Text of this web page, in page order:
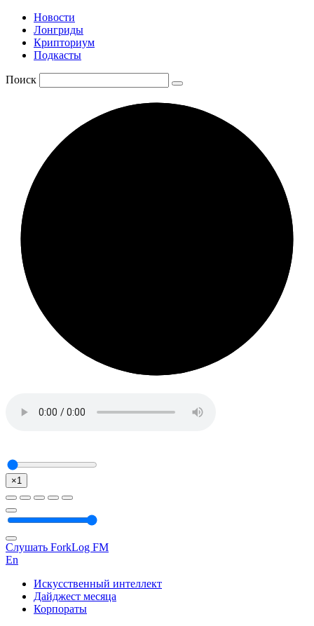
Новости
Лонгриды
Крипториум
Подкасты
Поиск
×1
Слушать ForkLog FM
En
Искусственный интеллект
Дайджест месяца
Корпораты